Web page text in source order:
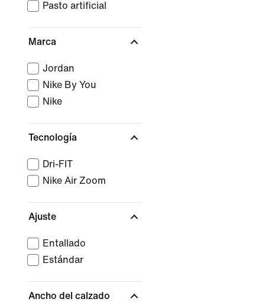
Pasto artificial
Marca
Jordan
Nike By You
Nike
Tecnología
Dri-FIT
Nike Air Zoom
Ajuste
Entallado
Estándar
Ancho del calzado